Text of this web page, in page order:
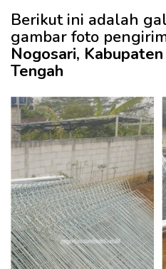
Berikut ini adalah
gambar foto
Nogosari,
Tengah